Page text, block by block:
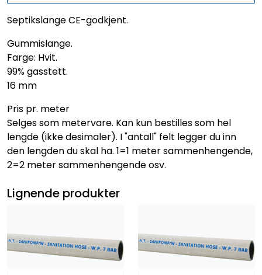
Septikslange CE-godkjent.
Gummislange.
Farge: Hvit.
99% gasstett.
16 mm
Pris pr. meter
Selges som metervare. Kan kun bestilles som hel
lengde (ikke desimaler). I "antall" felt legger du inn
den lengden du skal ha. 1=1 meter sammenhengende,
2=2 meter sammenhengende osv.
Lignende produkter